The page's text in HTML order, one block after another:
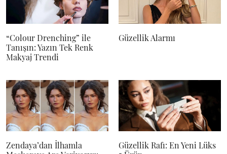
“Colour Drenching” ile
Tanışın: Yazın Tek Renk
Makyaj Trendi
Güzellik Alarmı
Zendaya’dan İlhamla
Güzellik Rafı: En Yeni Lüks